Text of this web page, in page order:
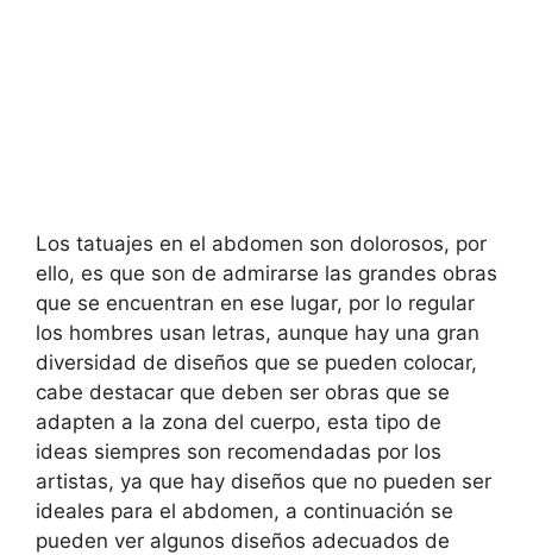
Los tatuajes en el abdomen son dolorosos, por
ello, es que son de admirarse las grandes obras
que se encuentran en ese lugar, por lo regular
los hombres usan letras, aunque hay una gran
diversidad de diseños que se pueden colocar,
cabe destacar que deben ser obras que se
adapten a la zona del cuerpo, esta tipo de
ideas siempres son recomendadas por los
artistas, ya que hay diseños que no pueden ser
ideales para el abdomen, a continuación se
pueden ver algunos diseños adecuados de